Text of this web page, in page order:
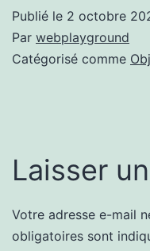
Publié le 2 octobre
Par webplayground
Catégorisé comme
Laisser
Votre adresse e-mail
obligatoires sont